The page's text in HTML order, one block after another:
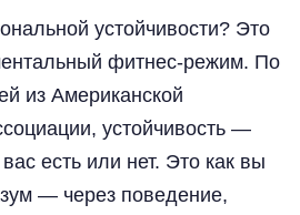
устойчивости? Это
фитнес-режим. По
из Американской
устойчивость —
есть или нет. Это как вы
— через поведение,